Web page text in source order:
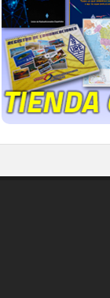
gorras, tazas,
IR A LA